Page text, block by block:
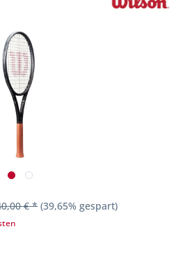
€ * (39,65% gespart)